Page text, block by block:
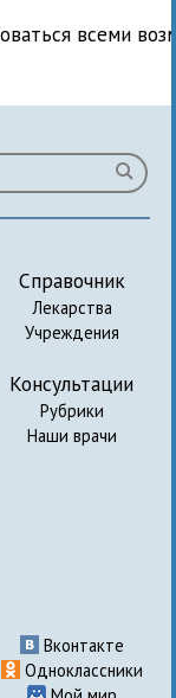
всеми
Справочник
Лекарства
Учреждения
Консультации
Рубрики
Наши врачи
Вконтакте
Одноклассники